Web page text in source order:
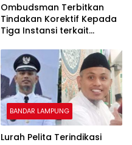
Ombudsman Terbitkan
Tindakan Korektif Kepada
Tiga Instansi terkait
Pengadaan Tanah Jalan
Tol
BANDAR LAMPUNG
Lurah Pelita Terindikasi